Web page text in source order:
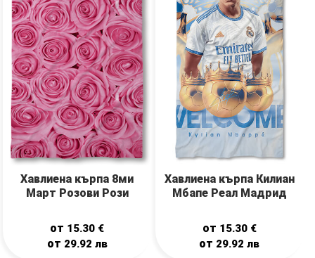
Хавлиена кърпа 8ми
Март Розови Рози
от 15.30 €
от 29.92 лв
Хавлиена кърпа Килиан
Мбапе Реал Мадрид
от 15.30 €
от 29.92лв